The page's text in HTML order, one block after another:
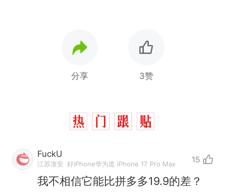
分享 3赞
FuckU
江苏淮安 好iPhone华为造 iPhone 17 Pro Max 15
我不相信它能比拼多多19.9的差？